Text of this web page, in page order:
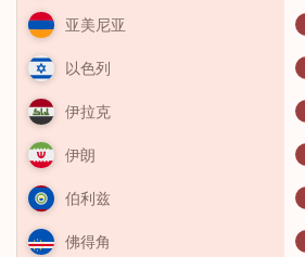
亚美尼亚
以色列
伊拉克
伊朗
伯利兹
佛得角